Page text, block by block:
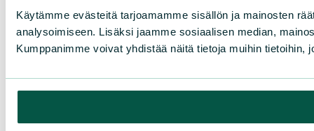
Käytämme evästeitä tarjoamamme sisällön ja mainosten
analysoimiseen. Lisäksi jaamme sosiaalisen median,
Kumppanimme voivat yhdistää näitä tietoja muihin tietoihin,